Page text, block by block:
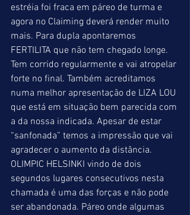
estréia foi fraca em páreo de turma e
agora no Claiming deverá render muito
mais. Para dupla apontaremos
FERTILITA que não tem chegado longe.
Tem corrido regularmente e vai atropelar
forte no final. Também acreditamos
numa melhor apresentação de LIZA LOU
que está em situação bem parecida com
a da nossa indicada. Apesar de estar
“sanfonada” temos a impressão que vai
agradecer o aumento da distância.
OLIMPIC HELSINKI vindo de dois
segundos lugares consecutivos nesta
chamada é uma das forças e não pode
ser abandonada. Páreo onde algumas